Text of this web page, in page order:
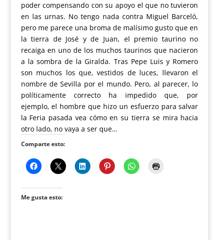
poder compensando con su apoyo el que no tuvieron
en las urnas. No tengo nada contra Miguel Barceló,
pero me parece una broma de malísimo gusto que en
la tierra de José y de Juan, el premio taurino no
recaiga en uno de los muchos taurinos que nacieron
a la sombra de la Giralda. Tras Pepe Luis y Romero
son muchos los que, vestidos de luces, llevaron el
nombre de Sevilla por el mundo. Pero, al parecer, lo
políticamente correcto ha impedido que, por
ejemplo, el hombre que hizo un esfuerzo para salvar
la Feria pasada vea cómo en su tierra se mira hacia
otro lado, no vaya a ser que…
Comparte esto:
Me gusta esto: